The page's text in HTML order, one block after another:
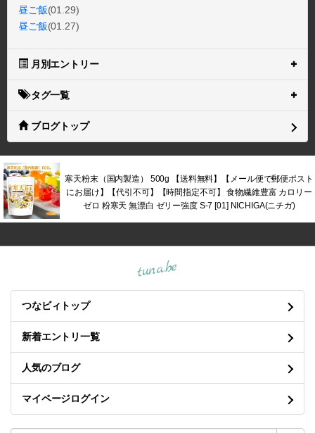
昼ご飯(01.29)
昼ご飯(01.27)
月別エントリー
タグ一覧
ブログトップ
寒天粉末（国内製造） 500g 【送料無料】【メール便で郵便ポスト
にお届け】【代引不可】【時間指定不可】 食物繊維豊富 カロリー
ゼロ 粉寒天 無漂白 ゼリー強度 S-7 [01] NICHIGA(ニチガ)
tuna.be
つなビィトップ
新着エントリ一覧
人気のブログ
マイページログイン